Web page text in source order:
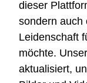
dieser
sondern auch
Leidenschaft
möchte.
aktualisiert,